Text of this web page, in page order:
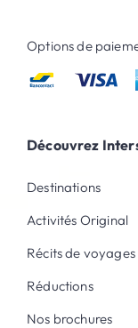
Options de
Découvrez
Destinations
Activités Original
Récits de voyages
Réductions
Nos brochures